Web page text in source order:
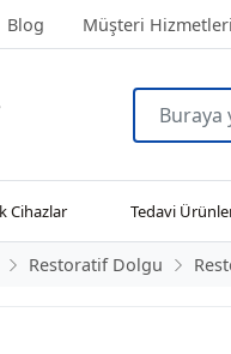
Blog Müşteri Hizmetleri
Cihazlar Tedavi
Restoratif Dolgu